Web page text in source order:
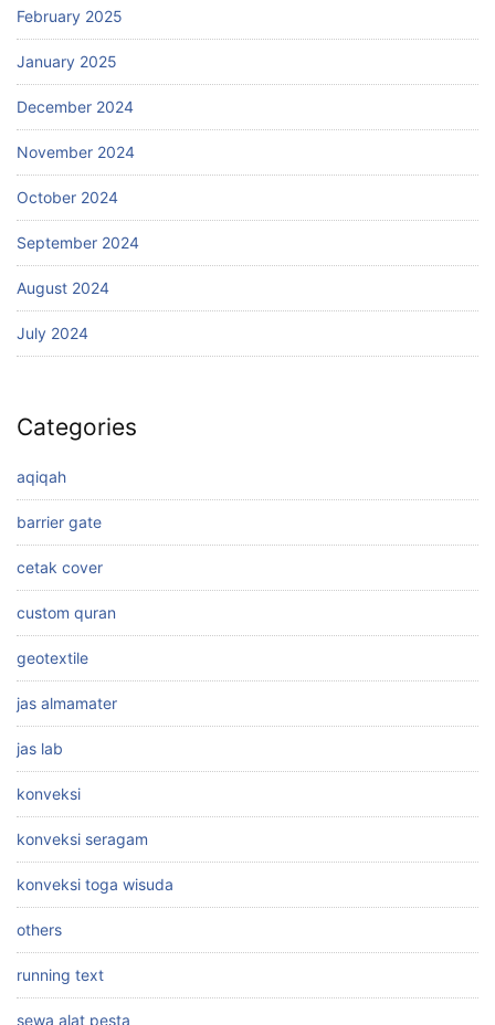
February 2025
January 2025
December 2024
November 2024
October 2024
September 2024
August 2024
July 2024
Categories
aqiqah
barrier gate
cetak cover
custom quran
geotextile
jas almamater
jas lab
konveksi
konveksi seragam
konveksi toga wisuda
others
running text
sewa alat pesta